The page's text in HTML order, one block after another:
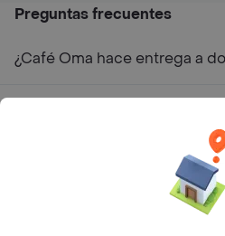
Preguntas frecuentes
¿Café Oma hace entrega a
¿Cuáles son las promociones
Restaurantes similares a